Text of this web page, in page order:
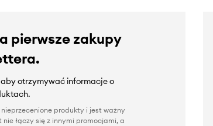
pierwsze zakupy
aby otrzymywać informacje o
produkty i jest ważny
łączy się z innymi promocjami, a